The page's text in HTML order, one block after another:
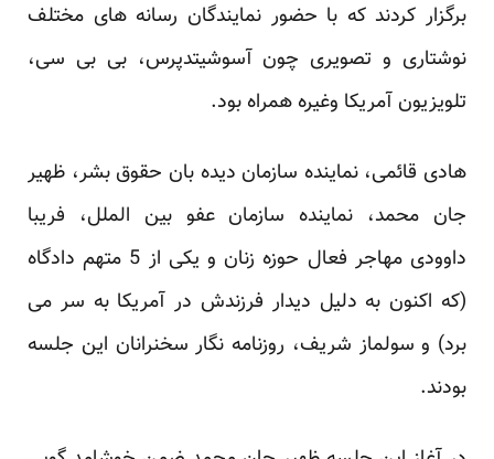
برگزار کردند که با حضور نمایندگان رسانه های مختلف
نوشتاری و تصویری چون آسوشیتدپرس، بی بی سی،
تلویزیون آمریکا وغیره همراه بود.
هادی قائمی، نماینده سازمان دیده بان حقوق بشر، ظهیر
جان محمد، نماینده سازمان عفو بین الملل، فریبا
داوودی مهاجر فعال حوزه زنان و یکی از 5 متهم دادگاه
(که اکنون به دلیل دیدار فرزندش در آمریکا به سر می
برد) و سولماز شریف، روزنامه نگار سخنرانان این جلسه
بودند.